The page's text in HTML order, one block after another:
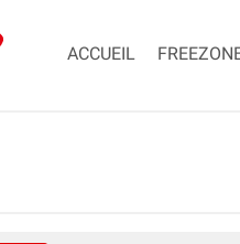
ACCUEIL